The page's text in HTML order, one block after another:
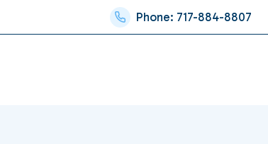
Phone: 717-884-8807
Baby Exam
Our Team